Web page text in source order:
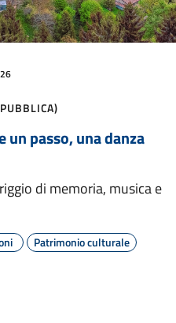
un passo, una danza
di memoria, musica e
Patrimonio culturale